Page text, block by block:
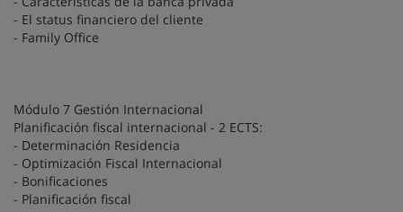
- El status financiero del cliente
- Family Office
Módulo 7 Gestión Internacional
Planificación fiscal internacional - 2 ECTS:
- Determinación Residencia
- Optimización Fiscal Internacional
- Bonificaciones
- Planificación fiscal